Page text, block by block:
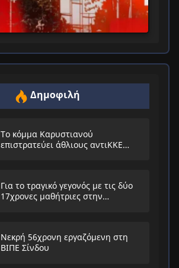
Δημοφιλή
Το κόμμα Καρυστιανού
επιστρατεύει άθλιους αντιΚΚΕ
Για το τραγικό γεγονός με τις δύο
17χρονες μαθήτριες στην
Νεκρή 56χρονη εργαζόμενη στη
ΒΙΠΕ Σίνδου